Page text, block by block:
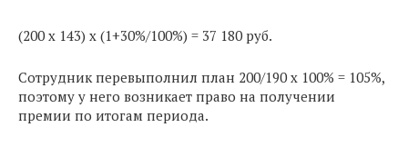
(200 х 143) х (1+30%/100%) = 37 180 руб.
Сотрудник перевыполнил план 200/190 х 100% = 105%,
поэтому у него возникает право на получении
премии по итогам периода.